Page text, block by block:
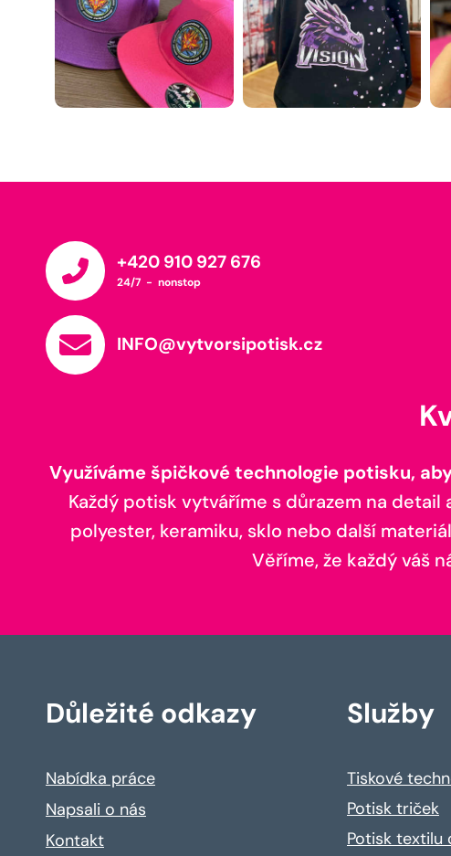
+420 910 927 676
24/7 - nonstop
INFO@vytvorsipotisk.cz
Využíváme špičkové technologie potisku,
Každý potisk vytváříme s důrazem na
polyester, keramiku, sklo nebo další
Věříme, že každý váš
Důležité odkazy
Nabídka práce
Napsali o nás
Kontakt
Služby
Tiskové
Potisk triček
Potisk textilu